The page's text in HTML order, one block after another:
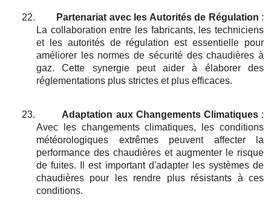
22. Partenariat avec les Autorités de Régulation :
La collaboration entre les fabricants, les techniciens
et les autorités de régulation est essentielle pour
améliorer les normes de sécurité des chaudières à
gaz. Cette synergie peut aider à élaborer des
réglementations plus strictes et plus efficaces.
23. Adaptation aux Changements Climatiques:
Avec les changements climatiques, les conditions
météorologiques extrêmes peuvent affecter la
performance des chaudières et augmenter le risque
de fuites. Il est important d'adapter les systèmes de
chaudières pour les rendre plus résistants à ces
conditions.